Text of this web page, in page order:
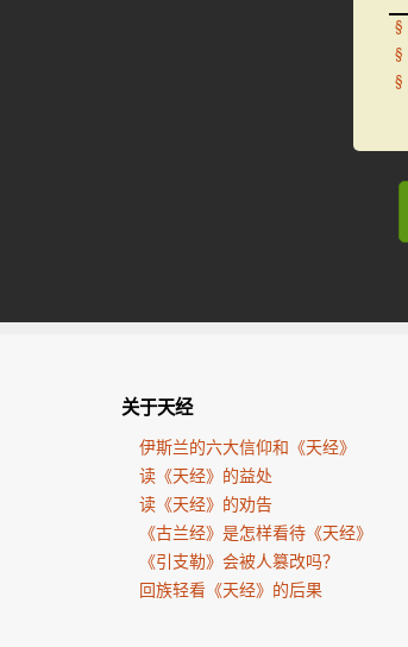
§
§
§
关于天经
伊斯兰的六大信仰和《天经》
读《天经》的益处
读《天经》的劝告
《古兰经》是怎样看待《天经》
《引支勒》会被人篡改吗？
回族轻看《天经》的后果